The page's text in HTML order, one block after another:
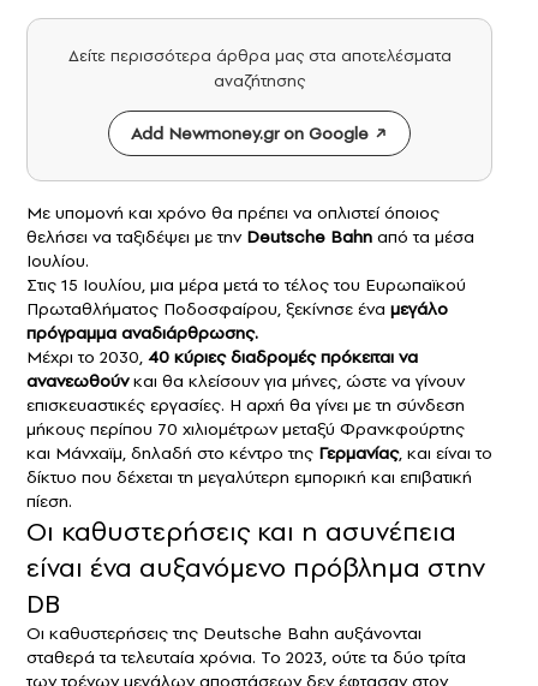
Δείτε περισσότερα άρθρα μας στα αποτελέσματα
αναζήτησης
Add Newmoney.gr on Google
Με υπομονή και χρόνο θα πρέπει να οπλιστεί όποιος
θελήσει να ταξιδέψει με τηνDeutsche Bahn από τα μέσα
Ιουλίου.
Στις 15 Ιουλίου, μια μέρα μετά το τέλος του Ευρωπαϊκού
Πρωταθλήματος Ποδοσφαίρου, ξεκίνησε ένα μεγάλο
πρόγραμμα αναδιάρθρωσης.
Μέχρι το 2030, 40 κύριες διαδρομές πρόκειται να
ανανεωθούνκαι θα κλείσουν για μήνες, ώστε να γίνουν
επισκευαστικές εργασίες. Η αρχή θα γίνει με τη σύνδεση
μήκους περίπου 70 χιλιομέτρων μεταξύ Φρανκφούρτης
και Μάνχαϊμ, δηλαδή στο κέντρο της Γερμανίας, και είναι το
δίκτυο που δέχεται τη μεγαλύτερη εμπορική και επιβατική
πίεση.
Οι καθυστερήσεις και η ασυνέπεια
είναι ένα αυξανόμενο πρόβλημα στην
DB
Οι καθυστερήσεις της Deutsche Bahn αυξάνονται
σταθερά τα τελευταία χρόνια. Το 2023, ούτε τα δύο τρίτα
των τρένων μεγάλων αποστάσεων δεν έφτασαν στον